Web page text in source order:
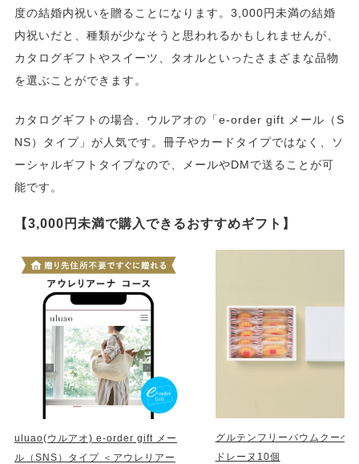
度の結婚内祝いを贈ることになります。3,000円未満の結婚
内祝いだと、種類が少なそうと思われるかもしれませんが、
カタログギフトやスイーツ、タオルといったさまざまな品物
を選ぶことができます。
カタログギフトの場合、ウルアオの「e-order gift メール（S
NS）タイプ」が人気です。冊子やカードタイプではなく、ソ
ーシャルギフトタイプなので、メールやDMで送ることが可
能です。
【3,000円未満で購入できるおすすめギフト】
uluao(ウルアオ) e-order gift メー
ル（SNS）タイプ ＜アウレリアー
グルテンフリーバウムクーヘ
ドレーヌ10個